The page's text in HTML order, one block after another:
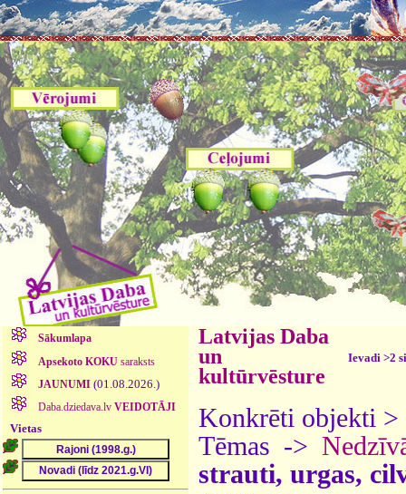
Sākumlapa
Apsekoto KOKUsaraksts
JAUNUMI (01.08.2026.)
Daba.dziedava.lv VEIDOTĀJI
Vietas
Latvijas Daba
un
kultūrvēsture
Ievadi >2
Konkrēti objekti >
Tēmas ->
strauti, urgas,